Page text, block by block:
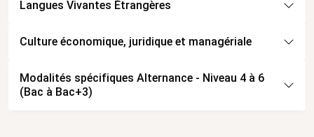
Langues Vivantes Étrangères
Culture économique, juridique et managériale
Modalités spécifiques Alternance - Niveau 4 à 6
(Bac à Bac+3)